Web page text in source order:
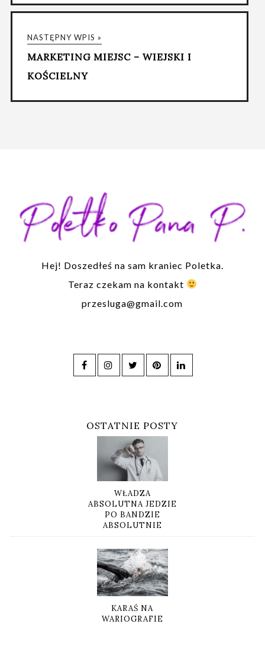
NASTĘPNY WPIS »
MARKETING MIEJSC – WIEJSKI I
KOŚCIELNY
Hej! Doszedłeś na sam kraniec Poletka.
Teraz czekam na kontakt
przesluga@gmail.com
OSTATNIE POSTY
WŁADZA
ABSOLUTNA JEDZIE
PO BANDZIE
ABSOLUTNIE
KARAŚ NA
WARIOGRAFIE